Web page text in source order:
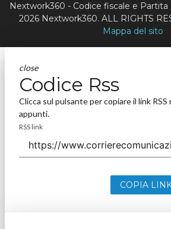
Nextwork360 - Codice fiscale e Partita
2026 Nextwork360. ALL RIGHTS
Mappa del sito
close
Codice Rss
Clicca sul pulsante per copiare il link RSS
appunti.
RSS link
COPIA